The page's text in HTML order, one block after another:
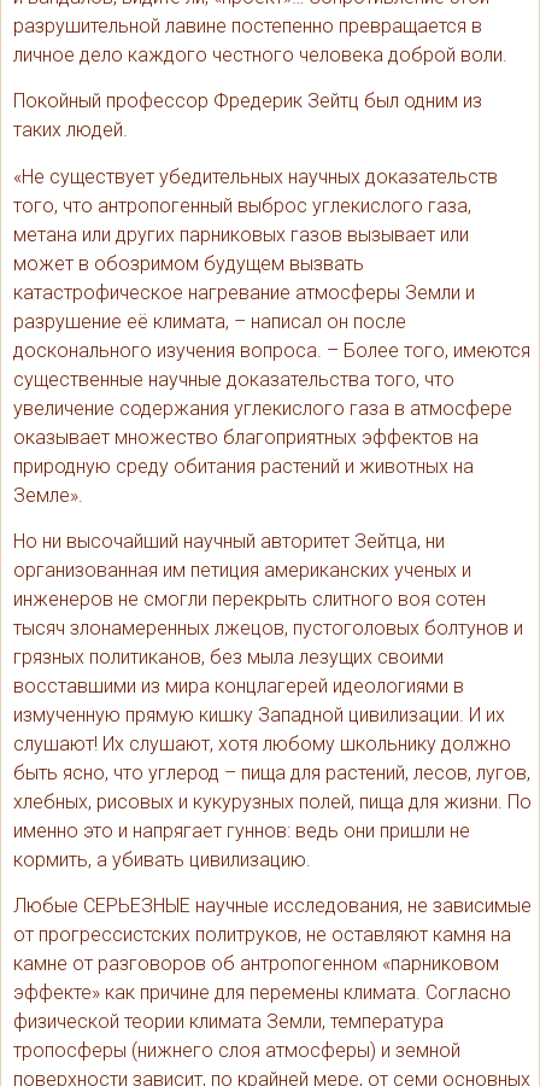
разрушительной лавине постепенно превращается в
личное дело каждого честного человека доброй воли.
Покойный профессор Фредерик Зейтц был одним из
таких людей.
«Не существует убедительных научных доказательств
того, что антропогенный выброс углекислого газа,
метана или других парниковых газов вызывает или
может в обозримом будущем вызвать
катастрофическое нагревание атмосферы Земли и
разрушение её климата, – написал он после
досконального изучения вопроса. – Более того, имеются
существенные научные доказательства того, что
увеличение содержания углекислого газа в атмосфере
оказывает множество благоприятных эффектов на
природную среду обитания растений и животных на
Земле».
Но ни высочайший научный авторитет Зейтца, ни
организованная им петиция американских ученых и
инженеров не смогли перекрыть слитного воя сотен
тысяч злонамеренных лжецов, пустоголовых болтунов и
грязных политиканов, без мыла лезущих своими
восставшими из мира концлагерей идеологиями в
измученную прямую кишку Западной цивилизации. И их
слушают! Их слушают, хотя любому школьнику должно
быть ясно, что углерод – пища для растений, лесов, лугов,
хлебных, рисовых и кукурузных полей, пища для жизни. По
именно это и напрягает гуннов: ведь они пришли не
кормить, а убивать цивилизацию.
Любые СЕРЬЕЗНЫЕ научные исследования, не зависимые
от прогрессистских политруков, не оставляют камня на
камне от разговоров об антропогенном «парниковом
эффекте» как причине для перемены климата. Согласно
физической теории климата Земли, температура
тропосферы (нижнего слоя атмосферы) и земной
поверхности зависит, по крайней мере, от семи основных